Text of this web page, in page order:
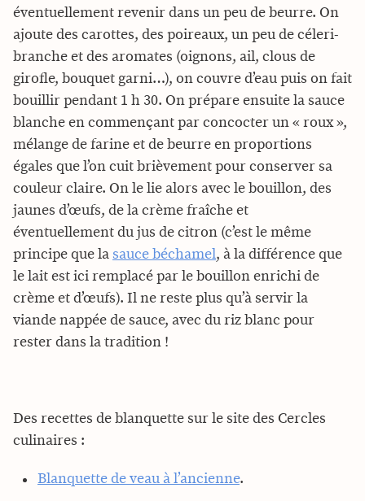
éventuellement revenir dans un peu de beurre. On
ajoute des carottes, des poireaux, un peu de céleri-
branche et des aromates (oignons, ail, clous de
girofle, bouquet garni…), on couvre d’eau puis on fait
bouillir pendant 1 h 30. On prépare ensuite la sauce
blanche en commençant par concocter un « roux »,
mélange de farine et de beurre en proportions
égales que l’on cuit brièvement pour conserver sa
couleur claire. On le lie alors avec le bouillon, des
jaunes d’œufs, de la crème fraîche et
éventuellement du jus de citron (c’est le même
principe que la sauce béchamel, à la différence que
le lait est ici remplacé par le bouillon enrichi de
crème et d’œufs). Il ne reste plus qu’à servir la
viande nappée de sauce, avec du riz blanc pour
rester dans la tradition !
Des recettes de blanquette sur le site des Cercles
culinaires :
Blanquette de veau à l’ancienne.